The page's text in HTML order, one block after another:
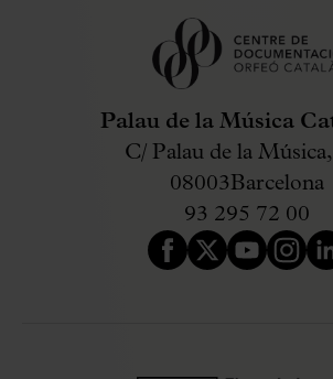
Palau de la Música
C/ Palau de la
08003Barcelona
93 295 72 00